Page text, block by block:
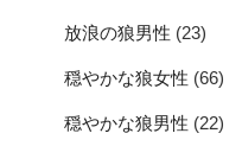
放浪の狼男性 (23)
穏やかな狼女性 (66)
穏やかな狼男性 (22)